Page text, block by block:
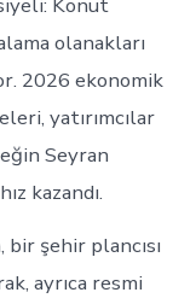
Konut
olanakları
2026 ekonomik
yatırımcılar
Seyran
kazandı.
şehir plancısı
ayrıca resmi